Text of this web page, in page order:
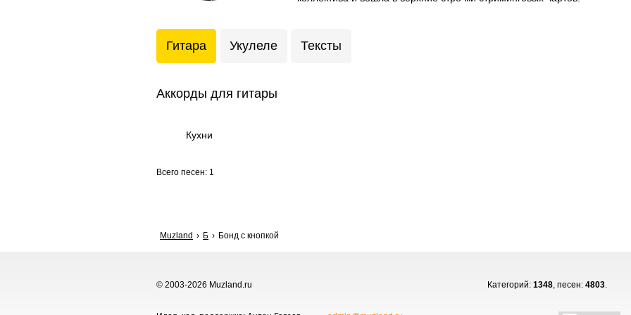
Гитара Укулеле Тексты
Аккорды для гитары
Кухни
Всего песен: 1
Muzland Б Бонд с кнопкой
© 2003-2026 Muzland.ru Категорий: 1348, песен: 4803.